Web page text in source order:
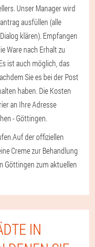
Unser Manager wird
ausfüllen (alle
klären). Empfangen
Ware nach Erhalt zu
ist auch möglich, das
Sie es bei der Post
haben. Die Kosten
an Ihre Adresse
- Göttingen.
Auf der offiziellen
Creme zur Behandlung
Göttingen zum aktuellen
IN